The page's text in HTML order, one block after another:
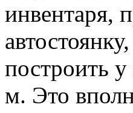
инвентаря,
построить
м. Это